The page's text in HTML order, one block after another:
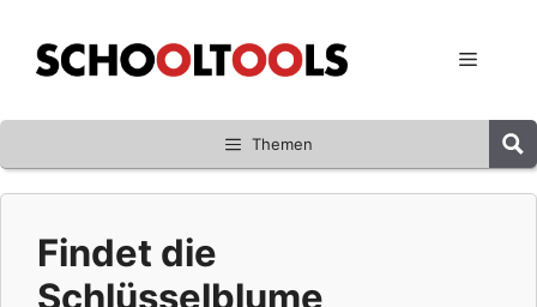
Inhalt
springen
Menü
Themen
Findet die
Schlüsselblume